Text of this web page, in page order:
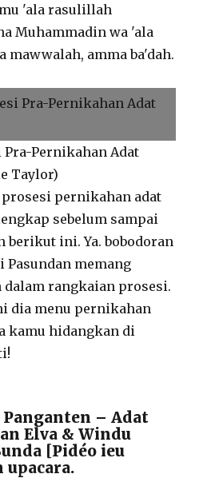
'ala rasulillah
Muhammadin wa 'ala
amma ba'dah.
Pernikahan Adat
Taylor)
pernikahan adat
sebelum sampai
berikut ini. Ya. bobodoran
Pasundan memang
rangkaian prosesi.
dia menu pernikahan
kamu hidangkan di
Panganten – Adat
Elva & Windu
[Pidéo ieu
upacara.